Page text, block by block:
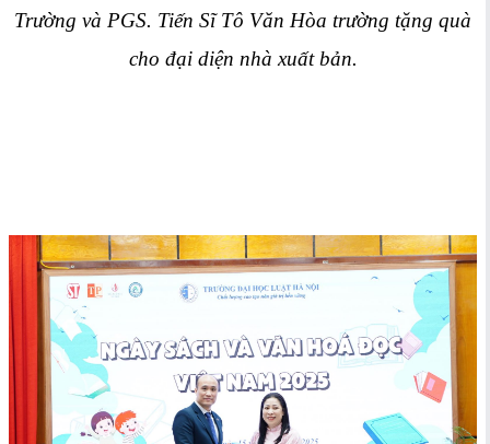
Trường và PGS. Tiến Sĩ Tô Văn Hòa trường tặng quà
cho đại diện nhà xuất bản.